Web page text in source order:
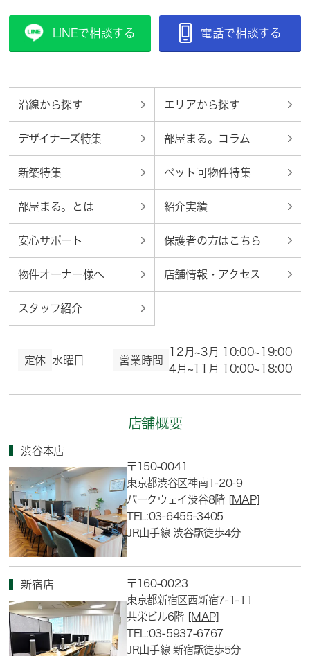
LINEで相談する 電話で相談する
沿線から探す エリアから探す
デザイナーズ特集 部屋まる。コラム
新築特集 ペット可物件特集
部屋まる。とは 紹介実績
安心サポート 保護者の方はこちら
物件オーナー様へ 店舗情報・アクセス
スタッフ紹介
定休 水曜日 営業時間
12月~3月 10:00~19:00
4月~11月 10:00~18:00
店舗概要
渋谷本店
〒150-0041
東京都渋谷区神南1-20-9
パークウェイ渋谷8階 [MAP]
TEL:03-6455-3405
JR山手線 渋谷駅徒歩4分
新宿店
〒160-0023
東京都新宿区西新宿7-1-11
共栄ビル6階 [MAP]
TEL:03-5937-6767
JR山手線 新宿駅徒歩5分